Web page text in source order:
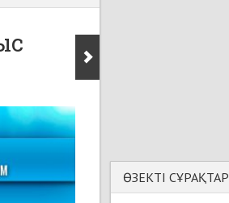
ӨЗЕКТІ СҰРАҚТАР